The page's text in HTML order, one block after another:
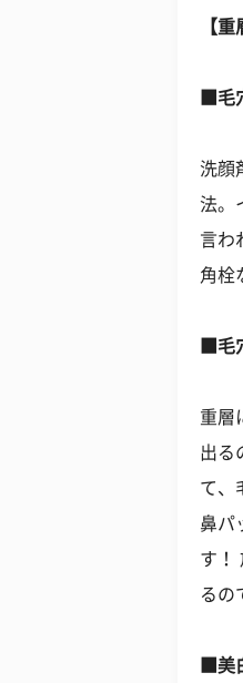
【
■毛
洗顔
法。
言わ
角栓
■毛
重層
出る
て、
鼻パ
す！
るの
■美